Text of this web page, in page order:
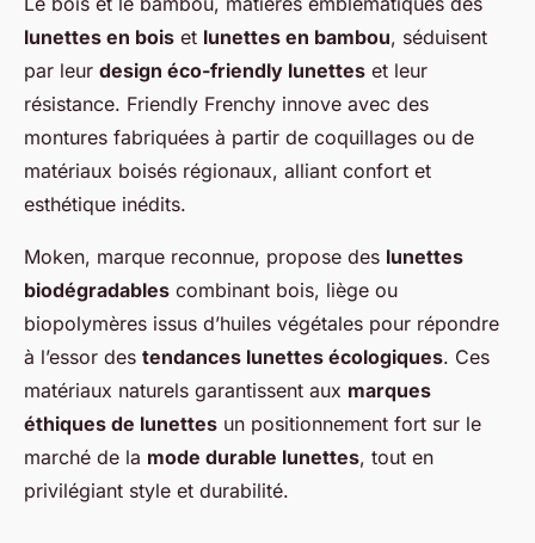
lunettes en bois et lunettes en bambou, séduisent
par leur design éco-friendly lunettes et leur
résistance. Friendly Frenchy innove avec des
montures fabriquées à partir de coquillages ou de
matériaux boisés régionaux, alliant confort et
esthétique inédits.
Moken, marque reconnue, propose des lunettes
biodégradables combinant bois, liège ou
biopolymères issus d’huiles végétales pour répondre
à l’essor des tendances lunettes écologiques. Ces
matériaux naturels garantissent aux marques
éthiques de lunettes un positionnement fort sur le
marché de la mode durable lunettes, tout en
privilégiant style et durabilité.